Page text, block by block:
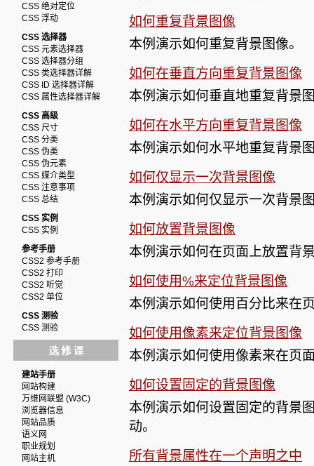
CSS 绝对定位
CSS 浮动
CSS 选择器
CSS 元素选择器
CSS 选择器分组
CSS 类选择器详解
CSS ID 选择器详解
CSS 属性选择器详解
CSS 高级
CSS 尺寸
CSS 分类
CSS 伪类
CSS 伪元素
CSS 媒介类型
CSS 注意事项
CSS 总结
CSS 实例
CSS 实例
参考手册
CSS2 参考手册
CSS2 打印
CSS2 听觉
CSS2 单位
CSS 测验
CSS 测验
建站手册
网站构建
万维网联盟 (W3C)
浏览器信息
网站品质
语义网
职业规划
网站主机
如何重复背景图像
本例演示如何重复背景图像。
如何在垂直方向重复背景图像
本例演示如何垂直地重复背景
如何在水平方向重复背景图像
本例演示如何水平地重复背景
如何仅显示一次背景图像
本例演示如何仅显示一次背景
如何放置背景图像
本例演示如何在页面上放置背
如何使用%来定位背景图像
本例演示如何使用百分比来在
如何使用像素来定位背景图像
本例演示如何使用像素来在页
如何设置固定的背景图像
本例演示如何设置固定的背景
动。
所有背景属性在一个声明之中